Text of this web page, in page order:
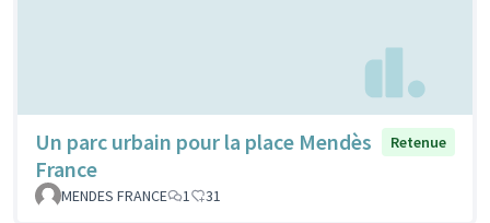
Un parc urbain pour la place Mendès
France
Retenue
MENDES FRANCE 1 31